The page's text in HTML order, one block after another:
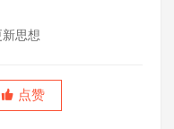
福音更新思想
点赞